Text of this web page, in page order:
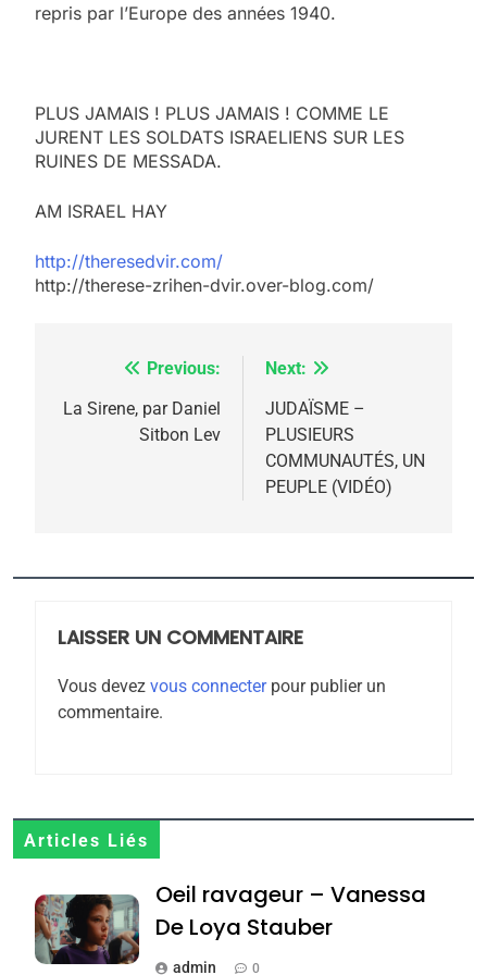
repris par l’Europe des années 1940.
PLUS JAMAIS ! PLUS JAMAIS ! COMME LE
JURENT LES SOLDATS ISRAELIENS SUR LES
RUINES DE MESSADA.
AM ISRAEL HAY
http://theresedvir.com/
http://therese-zrihen-dvir.over-blog.com/
Navigation
de
Previous:
La Sirene, par Daniel
Sitbon Lev
Next:
JUDAÏSME –
PLUSIEURS
COMMUNAUTÉS, UN
PEUPLE (VIDÉO)
LAISSER UN COMMENTAIRE
Vous devez vous connecterpour publier un
commentaire.
Articles Liés
Oeil ravageur – Vanessa
De Loya Stauber
admin 0
2025, l’année la plus
rapport d’ADL contre
FRANCE ISRAÉL
6
Zrihen-Dvir
7
Jacques Hadida
JUDAISME